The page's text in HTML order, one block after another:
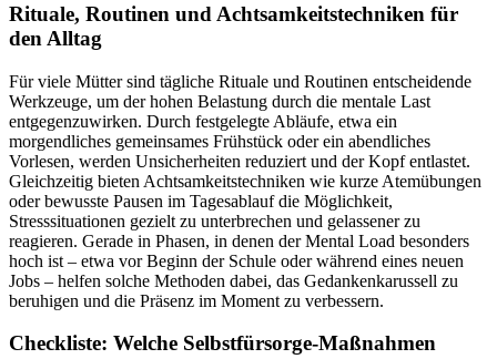
Rituale, Routinen und Achtsamkeitstechniken für
den Alltag
Für viele Mütter sind tägliche Rituale und Routinen entscheidende
Werkzeuge, um der hohen Belastung durch die mentale Last
entgegenzuwirken. Durch festgelegte Abläufe, etwa ein
morgendliches gemeinsames Frühstück oder ein abendliches
Vorlesen, werden Unsicherheiten reduziert und der Kopf entlastet.
Gleichzeitig bieten Achtsamkeitstechniken wie kurze Atemübungen
oder bewusste Pausen im Tagesablauf die Möglichkeit,
Stresssituationen gezielt zu unterbrechen und gelassener zu
reagieren. Gerade in Phasen, in denen der Mental Load besonders
hoch ist – etwa vor Beginn der Schule oder während eines neuen
Jobs – helfen solche Methoden dabei, das Gedankenkarussell zu
beruhigen und die Präsenz im Moment zu verbessern.
Checkliste: Welche Selbstfürsorge-Maßnahmen